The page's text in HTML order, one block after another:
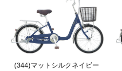
(344)マットシルクネイビー